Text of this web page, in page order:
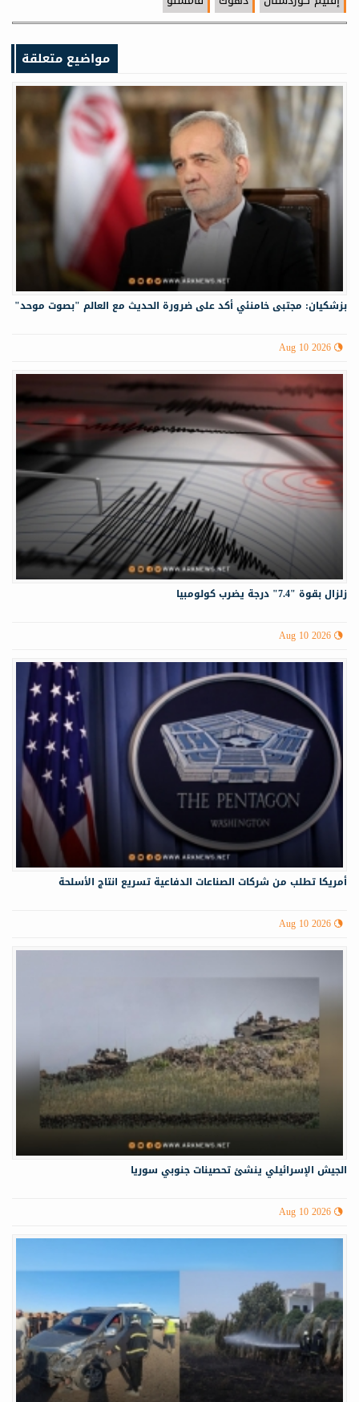
مواضيع متعلقة
بزشكيان: مجتبى خامنئي أكد على ضرورة الحديث مع العالم "بصوت موحد"
Aug 10 2026
زلزال بقوة "7.4" درجة يضرب كولومبيا
Aug 10 2026
أمريكا تطلب من شركات الصناعات الدفاعية تسريع انتاج الأسلحة
Aug 10 2026
الجيش الإسرائيلي ينشئ تحصينات جنوبي سوريا
Aug 10 2026